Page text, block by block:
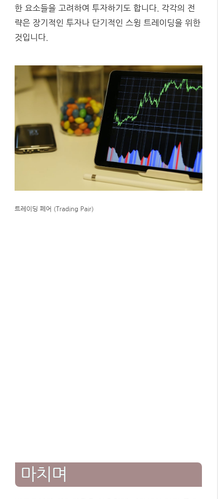
한 요소들을 고려하여 투자하기도 합니다. 각각의 전
략은 장기적인 투자나 단기적인 스윙 트레이딩을 위한
것입니다.
트레이딩 페어 (Trading Pair)
마치며